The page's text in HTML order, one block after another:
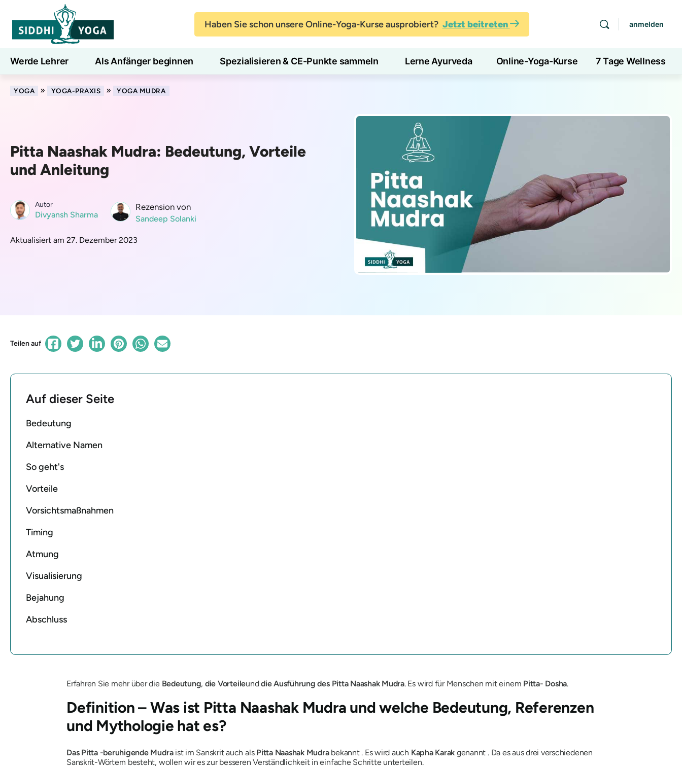
Haben Sie schon unsere Online-Yoga-Kurse ausprobiert? Jetzt beitreten anmelden
Werde Lehrer Als Anfänger beginnen Spezialisieren & CE-Punkte sammeln Lerne Ayurveda Online-Yoga-Kurse 7 Tage Wellness
Blog Lernen
YOGA » YOGA-PRAXIS » YOGA MUDRA
Pitta Naashak Mudra: Bedeutung, Vorteile
und Anleitung
Autor
Divyansh Sharma
Rezension von
Sandeep Solanki
Aktualisiert am 27. Dezember 2023
Teilen auf
Auf dieser Seite
Bedeutung
Alternative Namen
So geht's
Vorteile
Vorsichtsmaßnahmen
Timing
Atmung
Visualisierung
Bejahung
Abschluss
Erfahren Sie mehr über die Bedeutung, die Vorteileunddie Ausführung des Pitta Naashak Mudra. Es wird für Menschen mit einem Pitta- Dosha.
Definition – Was ist Pitta Naashak Mudra und welche Bedeutung, Referenzen
und Mythologie hat es?
Das Pitta-beruhigende Mudraist im Sanskrit auch als Pitta Naashak Mudrabekannt . Eswird auch Kapha Karak genannt . Da esausdrei verschiedenen
Sanskrit-Wörtern besteht, wollen wir es zur besserenVerständlichkeitin einfache Schritte unterteilen.